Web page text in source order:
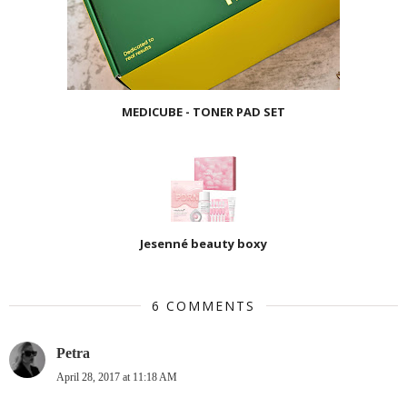
MEDICUBE - TONER PAD SET
Jesenné beauty boxy
6 COMMENTS
Petra
April 28, 2017 at 11:18 AM